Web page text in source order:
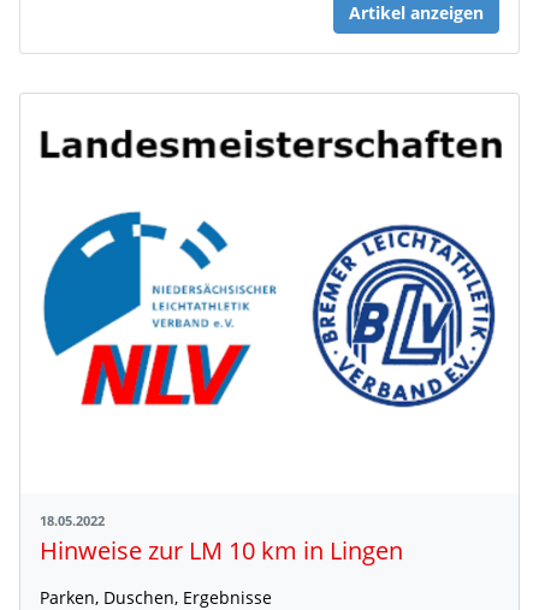
Artikel anzeigen
18.05.2022
Hinweise zur LM 10 km in Lingen
Parken, Duschen, Ergebnisse